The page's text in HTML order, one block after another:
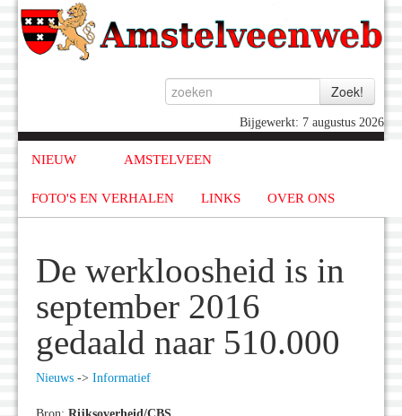
Bijgewerkt: 7 augustus 2026
NIEUW AMSTELVEEN
FOTO'S EN VERHALEN LINKS OVER ONS
De werkloosheid is in
september 2016
gedaald naar 510.000
Nieuws -> Informatief